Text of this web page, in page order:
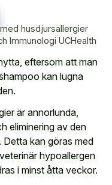
husdjursallergier
Immunologi UCHealth
eftersom att man
kan lugna
är annorlunda,
eliminering av den
kan göras med
hypoallergen
i minst åtta veckor.